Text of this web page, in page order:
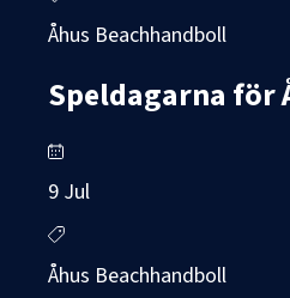
Åhus Beachhandboll
Speldagarna för
9 Jul
Åhus Beachhandboll